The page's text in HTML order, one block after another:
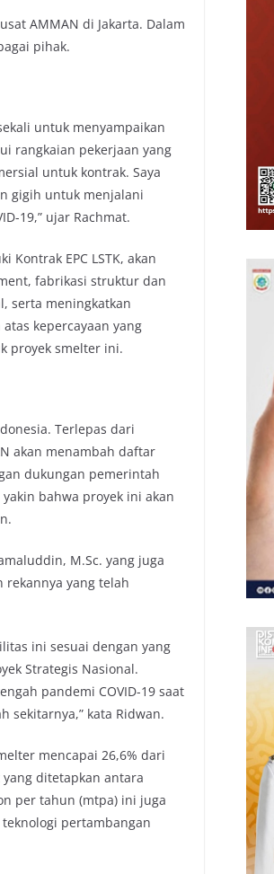
AMMAN di Jakarta. Dalam
pihak.
untuk menyampaikan
rangkaian pekerjaan yang
untuk kontrak. Saya
gigih untuk menjalani
19,” ujar Rachmat.
Kontrak EPC LSTK, akan
fabrikasi struktur dan
serta meningkatkan
kepercayaan yang
proyek smelter ini.
Terlepas dari
akan menambah daftar
dukungan pemerintah
bahwa proyek ini akan
M.Sc. yang juga
rekannya yang telah
ini sesuai dengan yang
Strategis Nasional.
pandemi COVID-19 saat
sekitarnya,” kata Ridwan.
mencapai 26,6% dari
ditetapkan antara
per tahun (mtpa) ini juga
pertambangan